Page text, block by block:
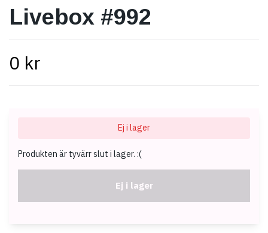
Livebox #992
0 kr
Ej i lager
Produkten är tyvärr slut i lager. :(
Ej i lager